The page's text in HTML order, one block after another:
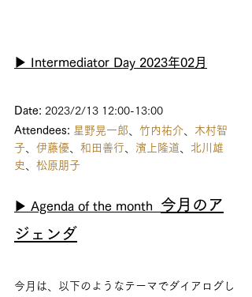
▶ Intermediator Day 2023年02月
Date: 2023/2/13 12:00-13:00
Attendees: 星野晃一郎 竹内祐介
木村智
子
伊藤優 和田善行 濱上隆道
北川雄
史
松原朋子
▶ Agenda of the month 今月のア
ジェンダ
今月は、以下のようなテーマでダイアログし